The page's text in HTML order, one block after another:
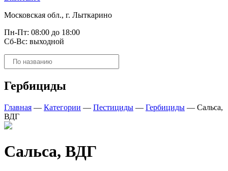
Московская обл., г. Лыткарино
Пн-Пт: 08:00 до 18:00
Сб-Вс: выходной
Поиск
товаров
Гербициды
Главная — Категории — Пестициды — Гербициды — Сальса,
ВДГ
Сальса, ВДГ